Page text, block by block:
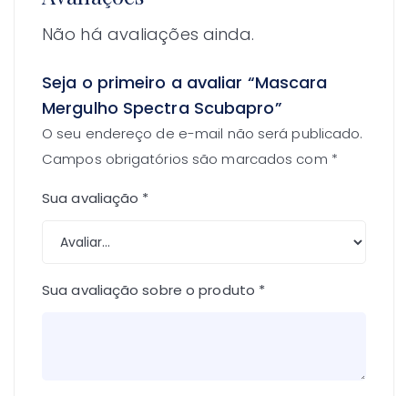
Não há avaliações ainda.
Seja o primeiro a avaliar “Mascara
Mergulho Spectra Scubapro”
O seu endereço de e-mail não será publicado.
Campos obrigatórios são marcados com *
Sua avaliação *
Sua avaliação sobre o produto *